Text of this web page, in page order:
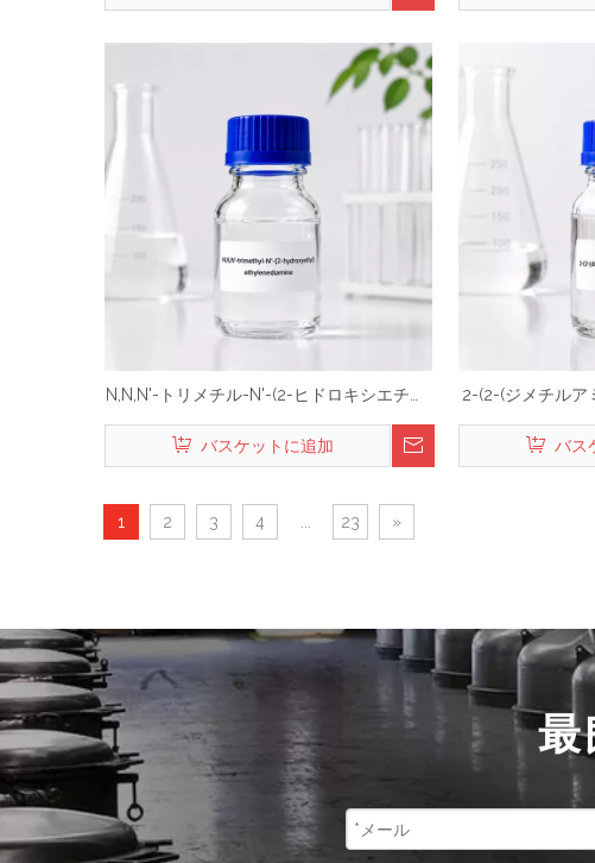
N,N,N'-トリメチル-N'-(2-ヒドロキシエチル)
バスケットに追加
2-(2-(ジメチルア
バス
1 2 3 4 23 »
最